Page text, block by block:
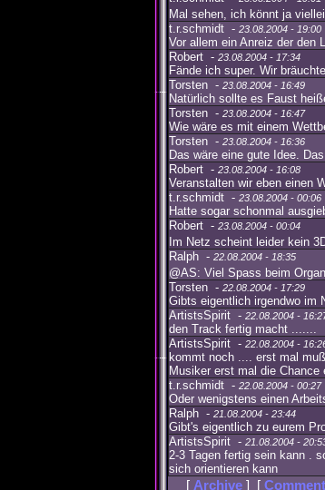
Mal sehen, ich könnt ja
t.r.schmidt - 23.08.2004 - 19:00
Vor allem ein Anreiz der den
Robert - 23.08.2004 - 17:34
Fände ich super. Wir
Torsten - 23.08.2004 - 16:49
Natürlich sollte es Faust
Torsten - 23.08.2004 - 16:47
Wie wäre es mit einem
Torsten - 23.08.2004 - 16:36
Das wäre eine gute Idee.
Robert - 23.08.2004 - 16:08
Veranstalten wir eben einen
t.r.schmidt - 23.08.2004 - 00:06
Hatte sogar schonmal
Robert - 23.08.2004 - 00:04
Im Netz scheint leider kein
Ralph - 22.08.2004 - 18:35
@AS: Viel Spass beim
Torsten - 22.08.2004 - 17:29
Gibts eigentlich irgendwo im
ArtistsSpirit - 22.08.2004 -
den Track fertig macht .......
ArtistsSpirit - 22.08.2004 -
kommt noch .... erst mal
Musiker erst mal die
t.r.schmidt - 22.08.2004 - 00:27
Oder wenigstens einen
Ralph - 21.08.2004 - 23:44
Gibt's eigentlich zu eurem
ArtistsSpirit - 21.08.2004 -
2-3 Tagen fertig sein kann .
sich orientieren kann
[ Archive ] [